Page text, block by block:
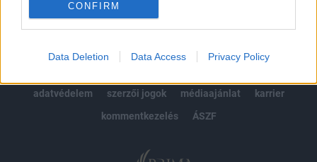
CONFIRM
Data Deletion Data Access Privacy Policy
adatvédelem
szerzői jogok médiaajánlat
karrier
kommentkezelés
ÁSZF